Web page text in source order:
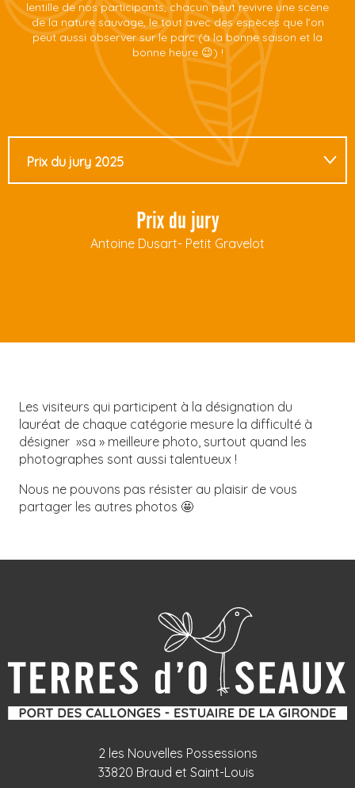
lentille de nos participants, chacun peut revivre une scène
de la nature sauvage, le tout avec des espèces que l’on
peut aussi observer sur le parc (à la bonne saison et la
bonne heure 😉) !
Prix du jury 2025
Prix catégorie PortraitPrix du jury
Antoine Dusart- Petit Gravelot
Les visiteurs qui participent à la désignation du
lauréat de chaque catégorie mesure la difficulté à
désigner »sa » meilleure photo, surtout quand les
photographes sont aussi talentueux !
Nous ne pouvons pas résister au plaisir de vous
partager les autres photos 🤩
2 les Nouvelles Possessions
33820 Braud et Saint-Louis